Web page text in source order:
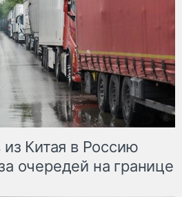
из Китая в Россию
очередей на границе